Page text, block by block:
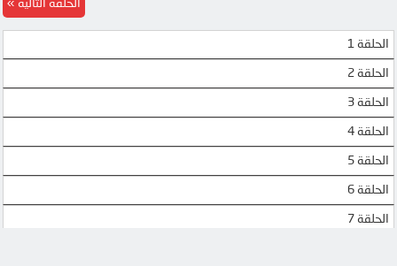
الحلقة 1
الحلقة 2
الحلقة 3
الحلقة 4
الحلقة 5
الحلقة 6
الحلقة 7
الحلقة التالية